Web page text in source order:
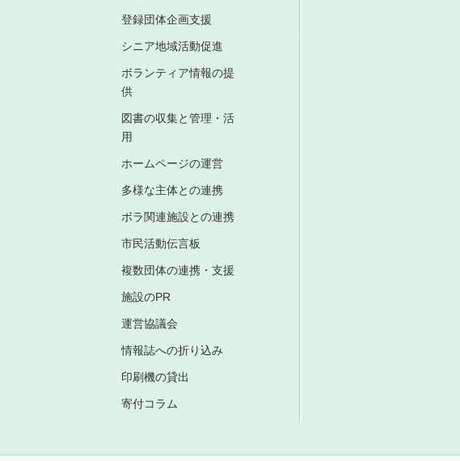
登録団体企画支援
シニア地域活動促進
ボランティア情報の提
供
図書の収集と管理・活
用
ホームページの運営
多様な主体との連携
ボラ関連施設との連携
市民活動伝言板
複数団体の連携・支援
施設のPR
運営協議会
情報誌への折り込み
印刷機の貸出
寄付コラム